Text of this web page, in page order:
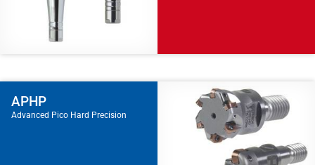
APHP
Advanced Pico Hard Precision